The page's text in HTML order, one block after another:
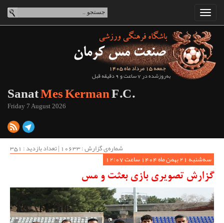
جمعه 15 مرداد ماه 1405
به‌روزشده در 7 ساعت و 9 دقیقه قبل
SanatMes KermanF.C.
Friday 7 August 2026
شماره‌ی گزارش : ‌10633 | تعداد بازدید : 351
سه‌شنبه 21 بهمن ماه 1404 ساعت 12:07
گزارش تصویری بازی بعثت و مس